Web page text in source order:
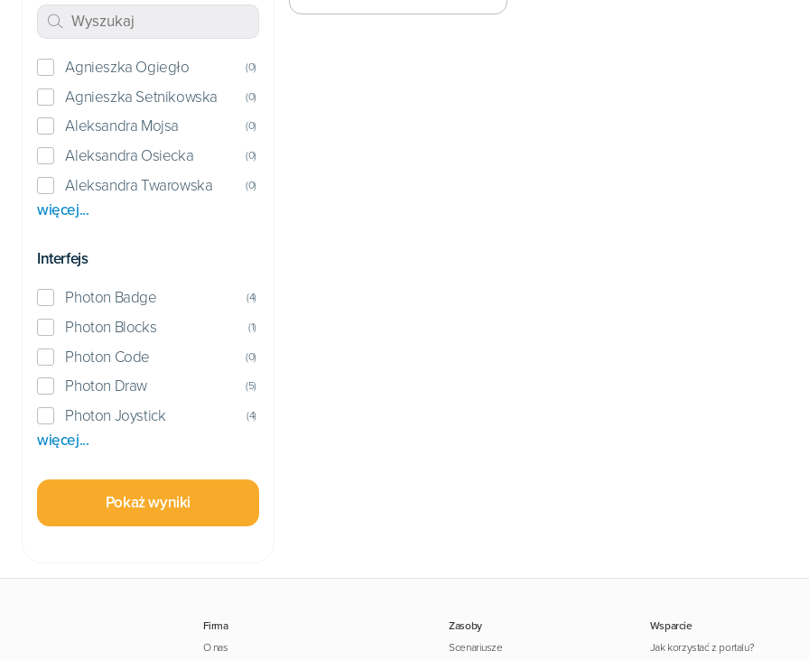
Agnieszka Ogiegło (0)
Agnieszka Setnikowska (0)
Aleksandra Mojsa (0)
Aleksandra Osiecka (0)
Aleksandra Twarowska (0)
więcej...
Interfejs
Photon Badge (4)
Photon Blocks (1)
Photon Code (0)
Photon Draw (5)
Photon Joystick (4)
więcej...
Pokaż wyniki
Firma
O nas
Zasoby
Scenariusze
Wsparcie
Jak korzystać z portalu?